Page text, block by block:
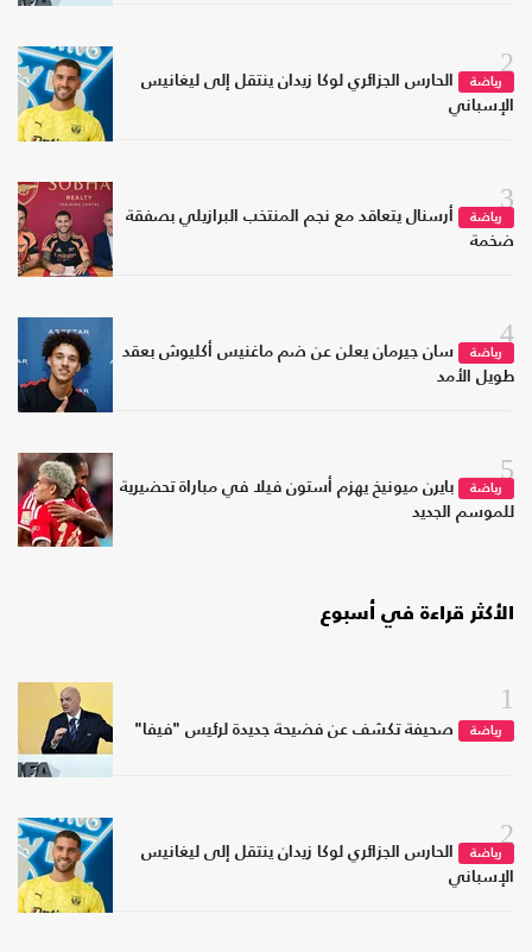
2
رياضة
الحارس الجزائري لوكا زيدان ينتقل إلى ليغانيس
الإسباني
3
رياضة
أرسنال يتعاقد مع نجم المنتخب البرازيلي بصفقة
ضخمة
4
رياضة
سان جيرمان يعلن عن ضم ماغنيس أكليوش بعقد
طويل الأمد
5
رياضة
بايرن ميونيخ يهزم أستون فيلا في مباراة تحضيرية
للموسم الجديد
الأكثر قراءة في أسبوع
1
رياضة صحيفة تكشف عن فضيحة جديدة لرئيس "فيفا"
2
رياضة
الحارس الجزائري لوكا زيدان ينتقل إلى ليغانيس
الإسباني